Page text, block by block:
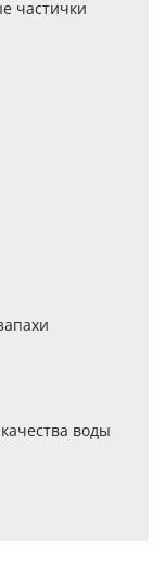
частички
воды